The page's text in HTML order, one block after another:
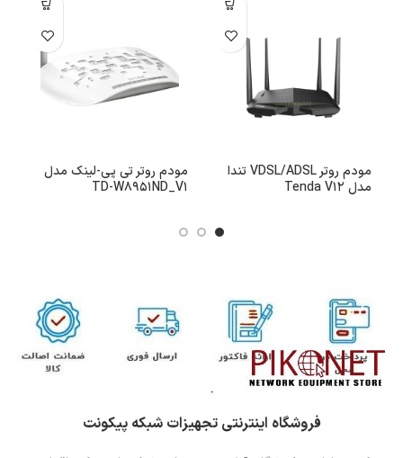
مودم روتر VDSL/ADSL تندا
مدل Tenda V12
مودم روتر تی پی-لینک مدل
TD-W8951ND_V1
فروشگاه اینترنتی تجهیزات شبکه پیکونت